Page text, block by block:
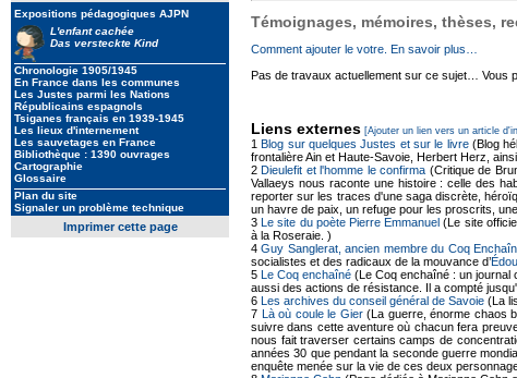
Expositions pédagogiques AJPN
L'enfant cachée
Das versteckte Kind
Chronologie 1905/1945
En France dans les communes
Les Justes parmi les Nations
Républicains espagnols
Tsiganes français en 1939-1945
Les lieux d'internement
Les sauvetages en France
Bibliothèque : 1390 ouvrages
Cartographie
Glossaire
Plan du site
Signaler un problème technique
Imprimer cette page
Témoignages, mémoires, thèses,
Comment ajouter le votre. En savoir plus…
Pas de travaux actuellement sur ce sujet… Vous
Liens externes [Ajouter un lien vers un article
1Blog sur quelques Justes et sur le livre (Blog
frontalière Ain et Haute-Savoie, Herbert Herz,
2Dieulefit et l'homme le confirma (Critique de
Vallaeys nous raconte une histoire : celle des
reporter sur les traces d'une saga discrète,
un havre de paix, un refuge pour les proscrits,
3Le site du poète Pierre Emmanuel (Le site
à la Roseraie. )
4Guy Sanglerat, ancien membre du Coq
socialistes et des radicaux de la mouvance d’
5 Le Coq enchaîné (Le Coq enchaîné : un journal
aussi des actions de résistance. Il a compté
6 Les archives du conseil général de Savoie (La
7 Là où coule le Gier(La guerre, énorme chaos
suivre dans cette aventure où chacun fera
nous fait traverser certains camps de
années 30 que pendant la seconde guerre
enquête menée sur la vie de ces deux